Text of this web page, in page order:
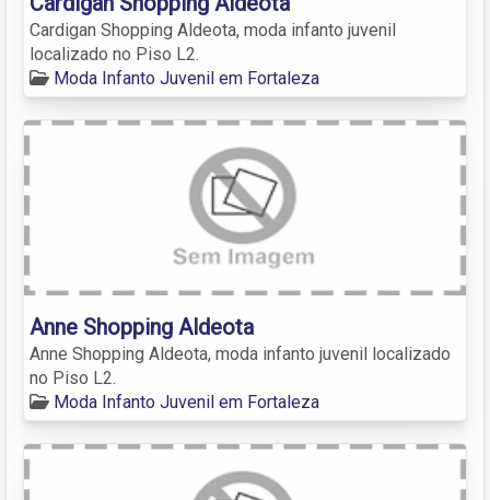
Cardigan Shopping Aldeota, moda infanto juvenil
localizado no Piso L2.
Moda Infanto Juvenil em Fortaleza
Anne Shopping Aldeota
Anne Shopping Aldeota, moda infanto juvenil localizado
no Piso L2.
Moda Infanto Juvenil em Fortaleza